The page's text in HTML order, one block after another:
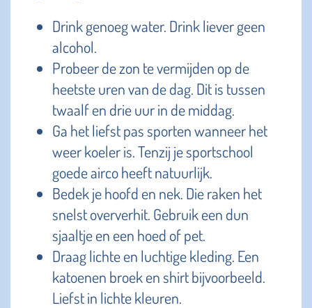
Drink genoeg water. Drink liever geen
alcohol.
Probeer de zon te vermijden op de
heetste uren van de dag. Dit is tussen
twaalf en drie uur in de middag.
Ga het liefst pas sporten wanneer het
weer koeler is. Tenzij je sportschool
goede airco heeft natuurlijk.
Bedek je hoofd en nek. Die raken het
snelst oververhit. Gebruik een dun
sjaaltje en een hoed of pet.
Draag lichte en luchtige kleding. Een
katoenen broek en shirt bijvoorbeeld.
Liefst in lichte kleuren.